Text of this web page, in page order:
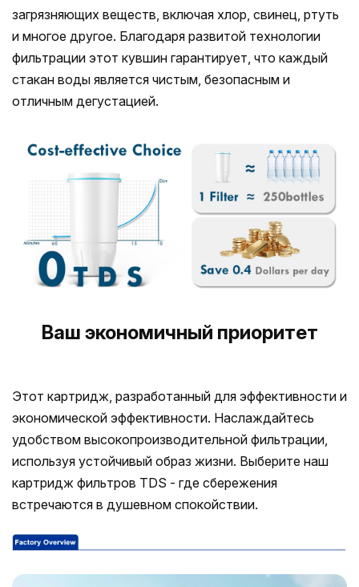
загрязняющих веществ, включая хлор, свинец, ртуть
и многое другое. Благодаря развитой технологии
фильтрации этот кувшин гарантирует, что каждый
стакан воды является чистым, безопасным и
отличным дегустацией.
Ваш экономичный приоритет
Этот картридж, разработанный для эффективности и
экономической эффективности. Наслаждайтесь
удобством высокопроизводительной фильтрации,
используя устойчивый образ жизни. Выберите наш
картридж фильтров TDS - где сбережения
встречаются в душевном спокойствии.